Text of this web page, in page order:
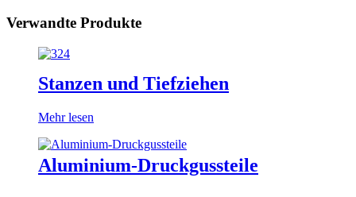
Verwandte Produkte
Stanzen und Tiefziehen
Mehr lesen
Aluminium-Druckgussteile